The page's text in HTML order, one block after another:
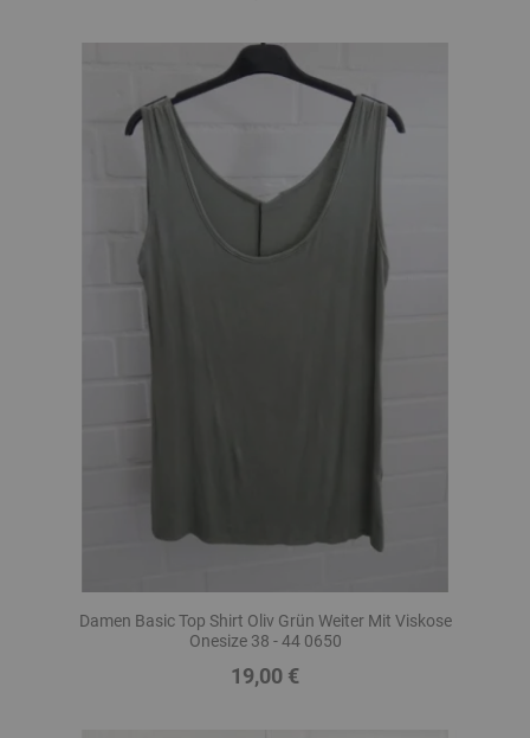
Damen Basic Top Shirt Oliv Grün Weiter Mit Viskose
Onesize 38 - 44 0650
Preis
19,00 €